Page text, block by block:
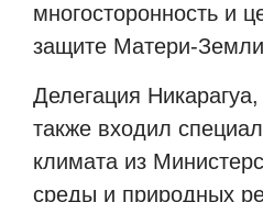
многосторонность и
защите Матери-
Делегация
также входил
климата из
среды и природных